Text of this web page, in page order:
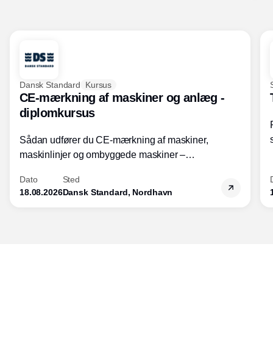
Dansk Standard Kursus
CE-mærkning af maskiner og anlæg -
diplomkursus
Sådan udfører du CE-mærkning af maskiner,
maskinlinjer og ombyggede maskiner –
Dato
18.08.2026
Sted
Dansk Standard, Nordhavn